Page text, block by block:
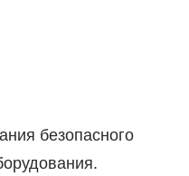
безопасного